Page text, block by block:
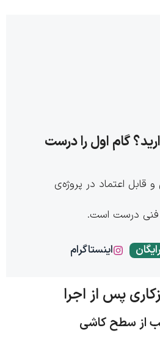
گام اول را درست
اعتماد در پروژه‌ی
درست است.
اینستاگرام
پس از اجرا
سطح کاشی